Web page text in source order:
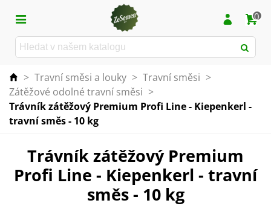
0
> Travní směsi a louky > Travní směsi >
Zátěžové odolné travní směsi >
Trávník zátěžový Premium Profi Line - Kiepenkerl -
travní směs - 10 kg
Trávník zátěžový Premium
Profi Line - Kiepenkerl - travní
směs - 10 kg